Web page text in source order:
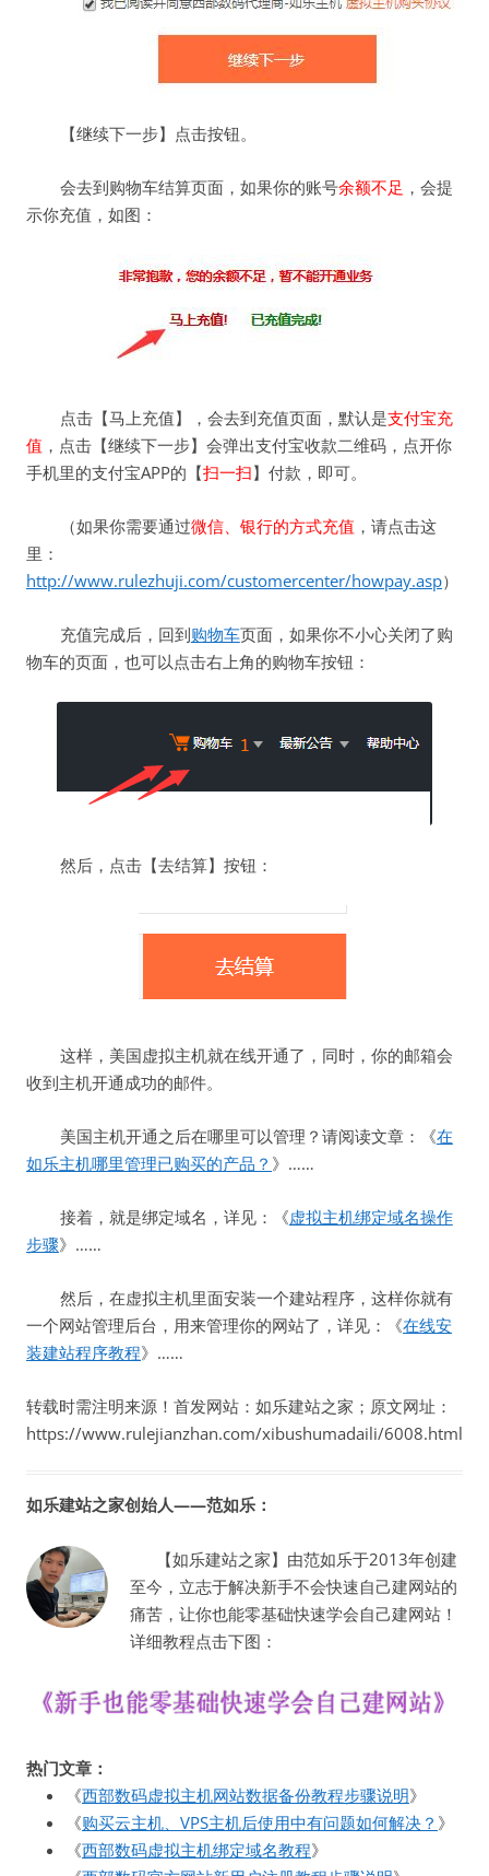
【继续下一步】点击按钮。
会去到购物车结算页面，如果你的账号余额不足 ，会提
示你充值，如图：
点击【马上充值】，会去到充值页面，默认是支付宝充
值 ，点击【继续下一步】会弹出支付宝收款二维码，点开你
手机里的支付宝APP的【扫一扫】付款，即可。
（如果你需要通过微信、银行的方式充值 ，请点击这
里：
http://www.rulezhuji.com/customercenter/howpay.asp）
充值完成后，回到购物车页面，如果你不小心关闭了购
物车的页面，也可以点击右上角的购物车按钮：
然后，点击【去结算】按钮：
这样，美国虚拟主机就在线开通了，同时，你的邮箱会
收到主机开通成功的邮件。
美国主机开通之后在哪里可以管理？请阅读文章：《在
如乐主机哪里管理已购买的产品？ 》……
接着，就是绑定域名，详见：《虚拟主机绑定域名操作
步骤》……
然后，在虚拟主机里面安装一个建站程序，这样你就有
一个网站管理后台，用来管理你的网站了，详见：《在线安
装建站程序教程》……
转载时需注明来源！首发网站：如乐建站之家；原文网址：
https://www.rulejianzhan.com/xibushumadaili/6008.html
如乐建站之家创始人——范如乐：
【如乐建站之家】由范如乐于2013年创建
至今，立志于解决新手不会快速自己建网站的
痛苦，让你也能零基础快速学会自己建网站！
详细教程点击下图：
热门文章：
《西部数码虚拟主机网站数据备份教程步骤说明》
《购买云主机、VPS主机后使用中有问题如何解决？ 》
《西部数码虚拟主机绑定域名教程》